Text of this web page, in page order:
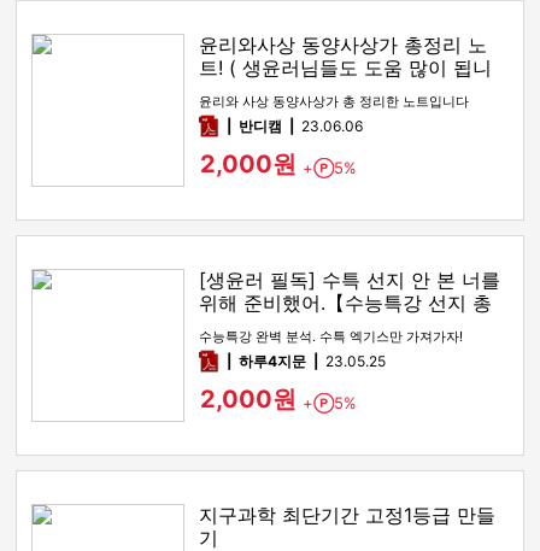
윤리와사상 동양사상가 총정리 노
트! ( 생윤러님들도 도움 많이 됩니
다! )
윤리와 사상 동양사상가 총 정리한 노트입니다
pdf반디캠 23.06.06
2,000원 + Point
5%
[생윤러 필독] 수특 선지 안 본 너를
위해 준비했어.【수능특강 선지 총
정리】
수능특강 완벽 분석. 수특 엑기스만 가져가자!
pdf하루4지문 23.05.25
2,000원 + Point
5%
지구과학 최단기간 고정1등급 만들
기